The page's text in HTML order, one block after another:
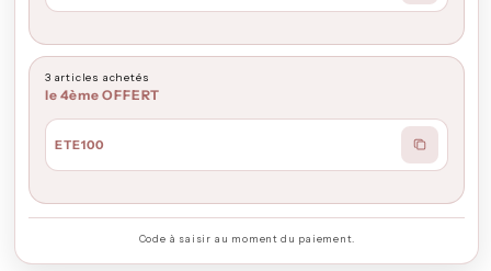
3 articles achetés
le 4ème OFFERT
ETE100
Code à saisir au moment du paiement.